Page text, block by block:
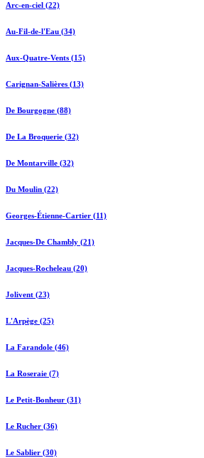
Arc-en-ciel (22)
Au-Fil-de-l'Eau (34)
Aux-Quatre-Vents (15)
Carignan-Salières (13)
De Bourgogne (88)
De La Broquerie (32)
De Montarville (32)
Du Moulin (22)
Georges-Étienne-Cartier (11)
Jacques-De Chambly (21)
Jacques-Rocheleau (20)
Jolivent (23)
L'Arpège (25)
La Farandole (46)
La Roseraie (7)
Le Petit-Bonheur (31)
Le Rucher (36)
Le Sablier (30)